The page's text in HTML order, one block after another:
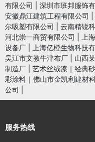
有限公司
深圳市班邦服饰
安徽鼎江建筑工程有限公司
尔吸塑有限公司
云南精锐
河北崇一商贸有限公司
上
设备厂
上海亿橙生物科技
吴江市文教牛津布厂
山西
制造厂
艺术丝绒漆｜经典
彩涂料｜佛山市金凯利建材
公司
服务热线